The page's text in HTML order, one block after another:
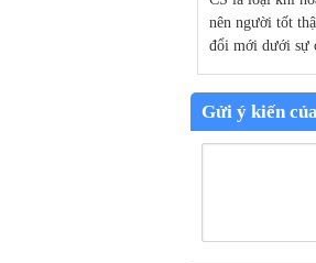
nên người tốt
đổi mới dưới sự
Gửi ý kiến